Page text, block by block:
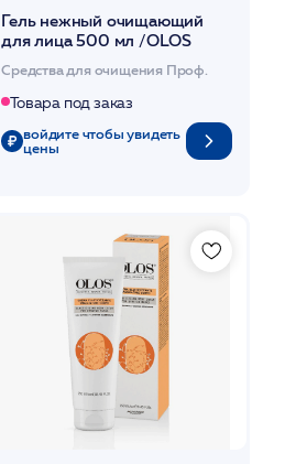
Гель нежный очищающий
для лица 500 мл /OLOS
Средства для очищения Проф.
Товара под заказ
войдите чтобы увидеть
цены